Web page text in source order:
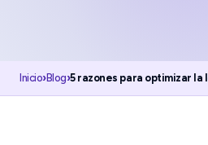
Inicio›Blog›5 razones para optimizar